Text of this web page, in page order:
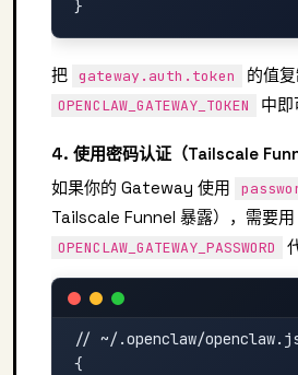
把 gateway.auth.token 的值
OPENCLAW_GATEWAY_TOKEN 中即
4. 使用密码认证（Tailscale
如果你的 Gateway 使用
Tailscale Funnel 暴露），需要用
OPENCLAW_GATEWAY_PASSWORD
// ~/.openclaw/
{